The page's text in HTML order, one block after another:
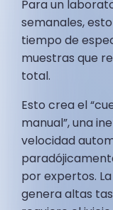
Para un
semanales,
tiempo de
muestras que
total.
Esto crea el
manual”, una
velocidad
por expertos.
genera altas